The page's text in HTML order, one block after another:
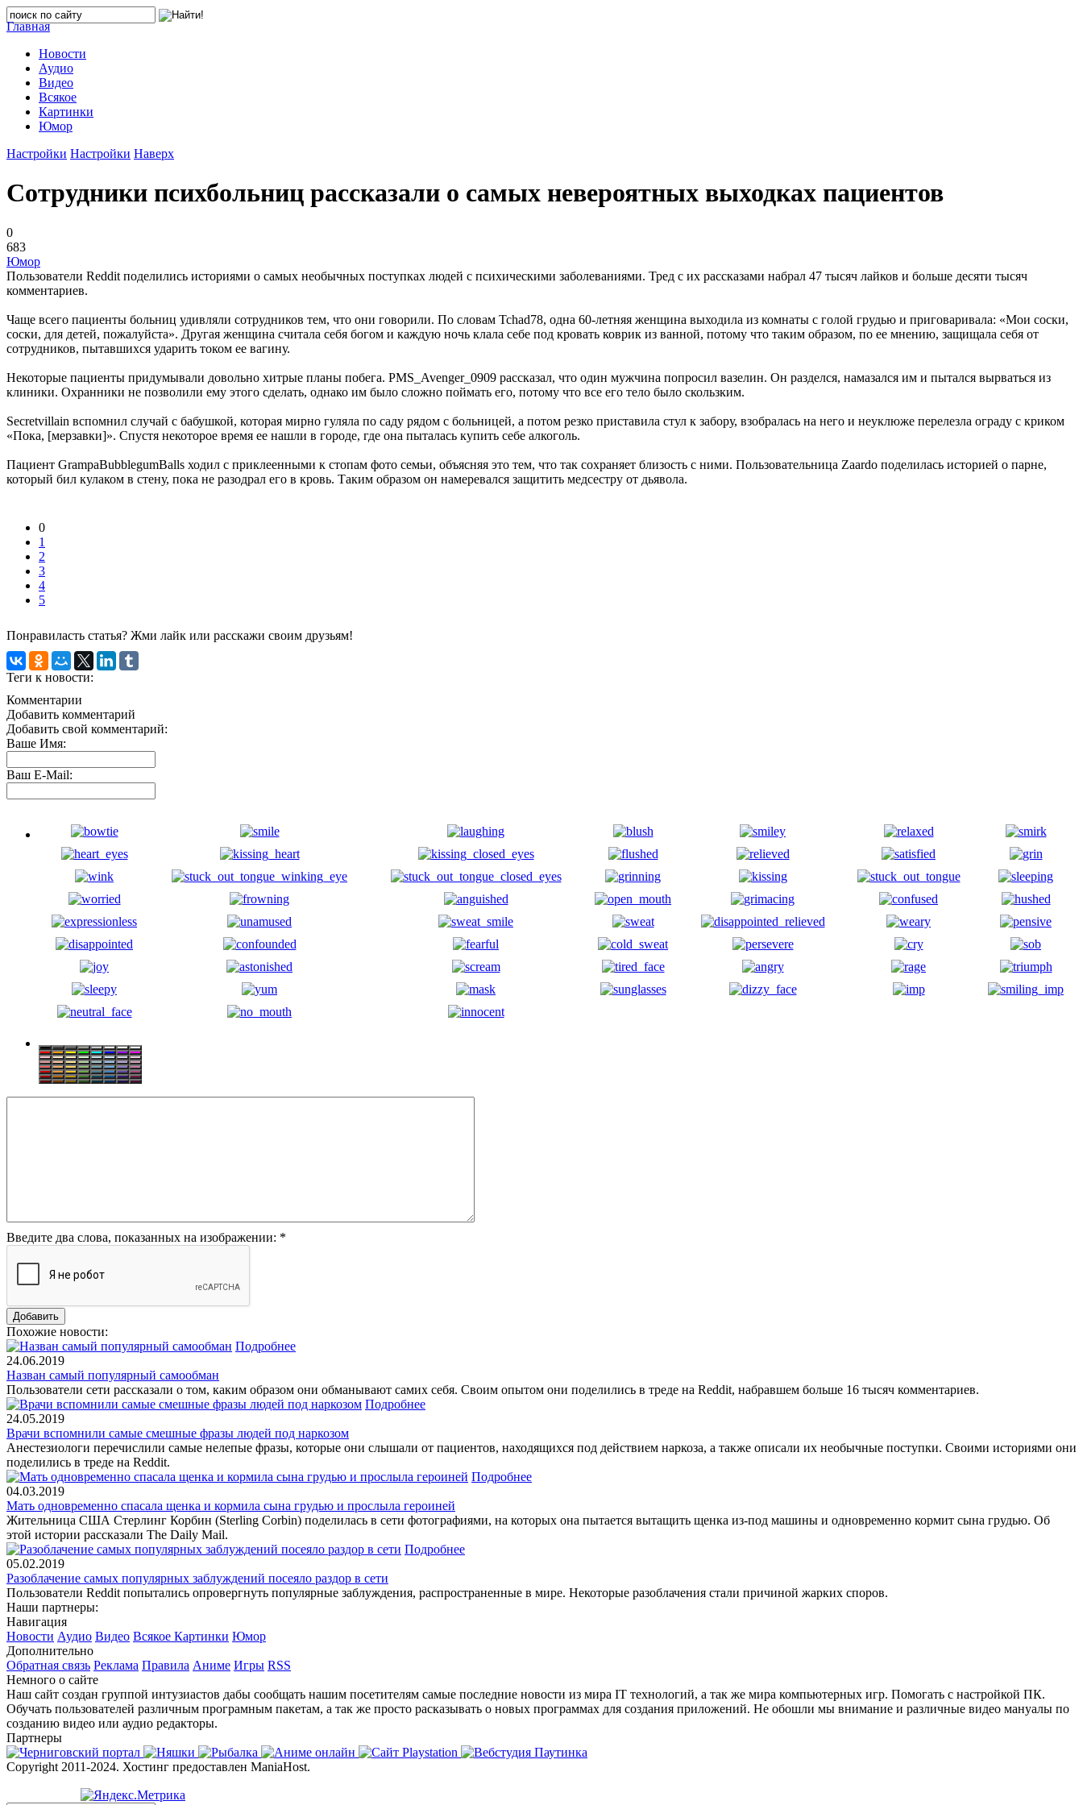
Главная
Новости
Аудио
Видео
Всякое
Картинки
Юмор
Настройки Настройки Наверх
Сотрудники психбольниц рассказали о самых невероятных выходках пациентов
0
683
Юмор
Пользователи Reddit поделились историями о самых необычных поступках людей с психическими заболеваниями. Тред с их рассказами набрал 47 тысяч лайков и больше десяти тысяч
комментариев.
Чаще всего пациенты больниц удивляли сотрудников тем, что они говорили. По словам Tchad78, одна 60-летняя женщина выходила из комнаты с голой грудью и приговаривала: «Мои соски,
соски, для детей, пожалуйста». Другая женщина считала себя богом и каждую ночь клала себе под кровать коврик из ванной, потому что таким образом, по ее мнению, защищала себя от
сотрудников, пытавшихся ударить током ее вагину.
Некоторые пациенты придумывали довольно хитрые планы побега. PMS_Avenger_0909 рассказал, что один мужчина попросил вазелин. Он разделся, намазался им и пытался вырваться из
клиники. Охранники не позволили ему этого сделать, однако им было сложно поймать его, потому что все его тело было скользким.
Secretvillain вспомнил случай с бабушкой, которая мирно гуляла по саду рядом с больницей, а потом резко приставила стул к забору, взобралась на него и неуклюже перелезла ограду с криком
«Пока, [мерзавки]». Спустя некоторое время ее нашли в городе, где она пыталась купить себе алкоголь.
Пациент GrampaBubblegumBalls ходил с приклеенными к стопам фото семьи, объясняя это тем, что так сохраняет близость с ними. Пользовательница Zaardo поделилась историей о парне,
который бил кулаком в стену, пока не разодрал его в кровь. Таким образом он намеревался защитить медсестру от дьявола.
0
1
2
3
4
5
Понравиласть статья? Жми лайк или расскажи своим друзьям!
Теги к новости:
Комментарии
Добавить комментарий
Добавить свой комментарий:
Ваше Имя:
Ваш E-Mail:
Введите два слова, показанных на изображении: *
Похожие новости:
Подробнее
24.06.2019
Назван самый популярный самообман
Пользователи сети рассказали о том, каким образом они обманывают самих себя. Своим опытом они поделились в треде на Reddit, набравшем больше 16 тысяч комментариев.
Подробнее
24.05.2019
Врачи вспомнили самые смешные фразы людей под наркозом
Анестезиологи перечислили самые нелепые фразы, которые они слышали от пациентов, находящихся под действием наркоза, а также описали их необычные поступки. Своими историями они
поделились в треде на Reddit.
Подробнее
04.03.2019
Мать одновременно спасала щенка и кормила сына грудью и прослыла героиней
Жительница США Стерлинг Корбин (Sterling Corbin) поделилась в сети фотографиями, на которых она пытается вытащить щенка из-под машины и одновременно кормит сына грудью. Об
этой истории рассказали The Daily Mail.
Подробнее
05.02.2019
Разоблачение самых популярных заблуждений посеяло раздор в сети
Пользователи Reddit попытались опровергнуть популярные заблуждения, распространенные в мире. Некоторые разоблачения стали причиной жарких споров.
Наши партнеры:
Навигация
Новости Аудио Видео Всякое Картинки Юмор
Дополнительно
Обратная связь Реклама Правила Аниме Игры RSS
Немного о сайте
Наш сайт создан группой интузиастов дабы сообщать нашим посетителям самые последние новости из мира IT технологий, а так же мира компьютерных игр. Помогать с настройкой ПК.
Обучать пользователей различным програмным пакетам, а так же просто расказывать о новых программах для создания приложений. Не обошли мы внимание и различные видео мануалы по
созданию видео или аудио редакторы.
Партнеры
Copyright 2011-2024. Хостинг предоставлен ManiaHost.